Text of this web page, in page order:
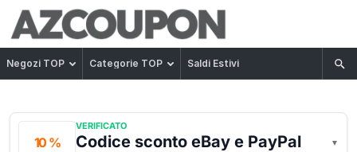
Negozi TOP Categorie TOP Saldi Estivi
10 %
VERIFICATO
Codice sconto eBay e PayPal